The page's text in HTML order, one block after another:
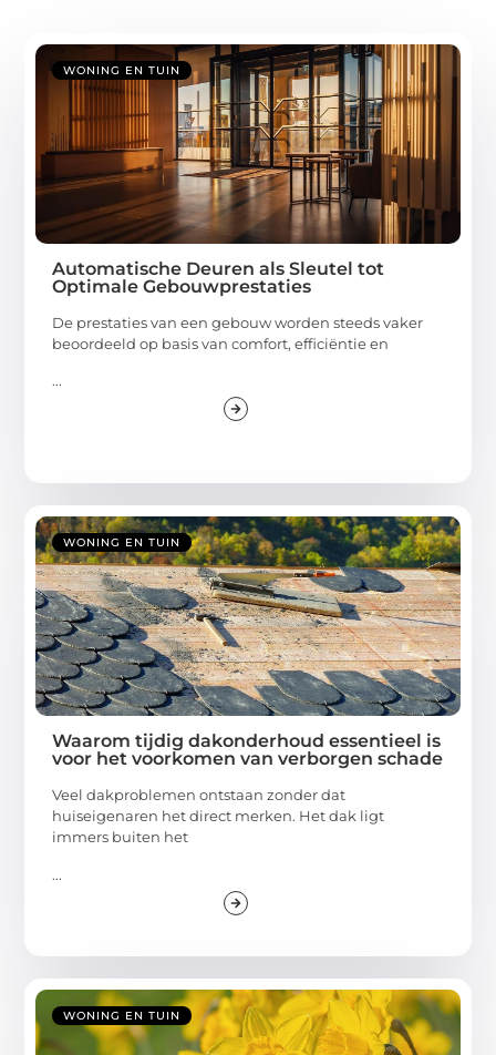
WONING EN TUIN
Automatische Deuren als Sleutel tot
Optimale Gebouwprestaties
De prestaties van een gebouw worden steeds vaker
beoordeeld op basis van comfort, efficiëntie en
...
WONING EN TUIN
Waarom tijdig dakonderhoud essentieel is
voor het voorkomen van verborgen schade
Veel dakproblemen ontstaan zonder dat
huiseigenaren het direct merken. Het dak ligt
immers buiten het
...
WONING EN TUIN